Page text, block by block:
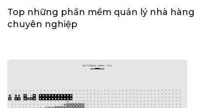
Top những phần mềm quản lý nhà hàng
chuyên nghiệp